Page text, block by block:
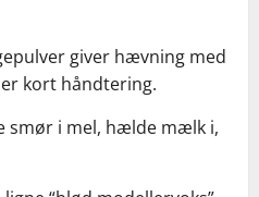
giver hævning med
kort håndtering.
smør i mel, hælde mælk i,